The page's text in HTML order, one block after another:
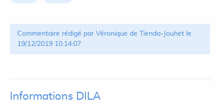
Commentaire rédigé par Véronique de Tienda-Jouhet le
19/12/2019 10:14:07
Informations DILA